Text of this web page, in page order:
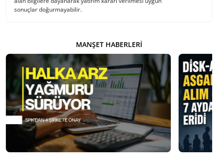
sonuçlar doğurmayabilir.
MANŞET HABERLERI